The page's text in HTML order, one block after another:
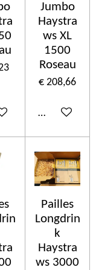
Jumbo
Haystra
ws XL
1500
Roseau
€ 208,66
In
Pailles
Longdrin
k
Haystra
ws 3000